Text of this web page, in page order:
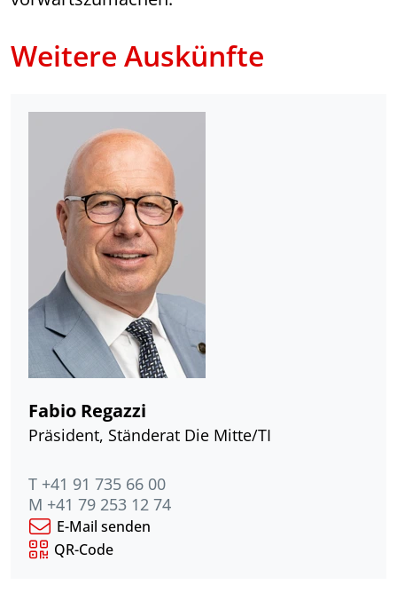
Weitere Auskünfte
Fabio Regazzi
Präsident, Ständerat Die Mitte/TI
T +41 91 735 66 00
M +41 79 253 12 74
E-Mail senden
QR-Code